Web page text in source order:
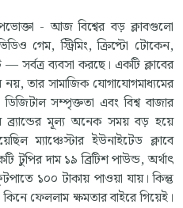
- আজ বিশ্বের বড় ক্লাবগুলো
গেম, স্ট্রিমিং, ক্রিপ্টো টোকেন,
সর্বত্র ব্যবসা করছে। একটি ক্লাবের
নয়, তার সামাজিক যোগাযোগমাধ্যমের
সম্পৃক্ততা এবং বিশ্ব বাজার
ব্র্যান্ডের মূল্য অনেক সময় বড় হয়ে
ম্যাঞ্চেস্টার ইউনাইটেড ক্লাবে
টুপির দাম ১৯ ব্রিটিশ পাউন্ড, অর্থাৎ
১০০ টাকায় পাওয়া যায়। কিন্তু
ফেললাম ক্ষমতার বাইরে গিয়েই।